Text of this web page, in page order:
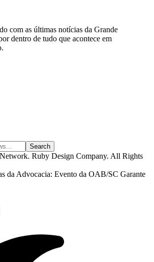
com as últimas notícias da Grande
dentro de tudo que acontece em
Ruby Design Company. All Rights
da Advocacia: Evento da OAB/SC Garante